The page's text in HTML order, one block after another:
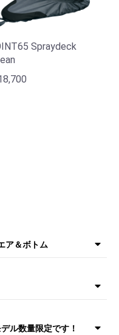
Spraydeck
ア＆ボトム
ル数量限定です！